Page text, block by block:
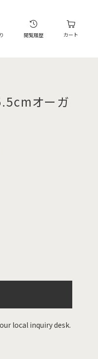
閲覧履歴 カート
オーガ
local inquiry desk.